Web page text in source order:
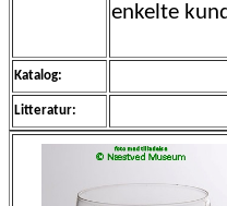
enkelte
Katalog:
Litteratur: